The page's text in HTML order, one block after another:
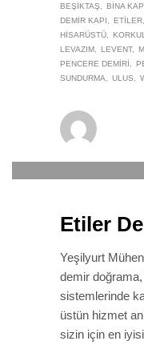
BEŞIKTAŞ
BINA
DEMIR KAPI
ETILER
HISARÜSTÜ
LEVAZIM
LEVENT
PENCERE DEMIRI
SUNDURMA
ULUS
Etiler
Yeşilyurt
demir
sistemlerinde
üstün hizmet
sizin için en